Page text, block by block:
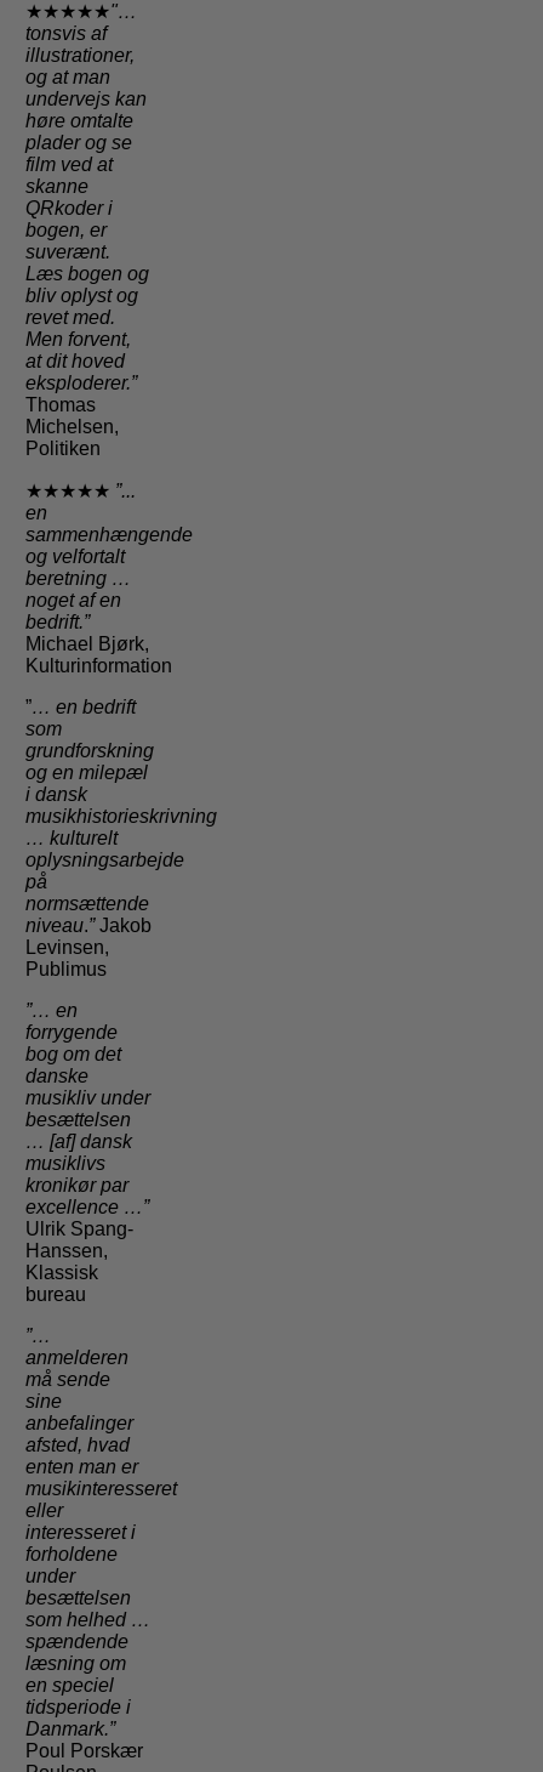
★★★★★"…
tonsvis af
illustrationer,
og at man
undervejs kan
høre omtalte
plader og se
film ved at
skanne
QRkoder i
bogen, er
suverænt.
Læs bogen og
bliv oplyst og
revet med.
Men forvent,
at dit hoved
eksploderer.”
Thomas
Michelsen,
Politiken
★★★★★ ”...
en
sammenhængende
og velfortalt
beretning …
noget af en
bedrift.”
Michael Bjørk,
Kulturinformation
”… en bedrift
som
grundforskning
og en milepæl
i dansk
musikhistorieskrivning
… kulturelt
oplysningsarbejde
på
normsættende
niveau.”Jakob
Levinsen,
Publimus
”… en
forrygende
bog om det
danske
musikliv under
besættelsen
… [af] dansk
musiklivs
kronikør par
excellence …”
Ulrik Spang-
Hanssen,
Klassisk
bureau
”…
anmelderen
må sende
sine
anbefalinger
afsted, hvad
enten man er
musikinteresseret
eller
interesseret i
forholdene
under
besættelsen
som helhed …
spændende
læsning om
en speciel
tidsperiode i
Danmark.”
Poul Porskær